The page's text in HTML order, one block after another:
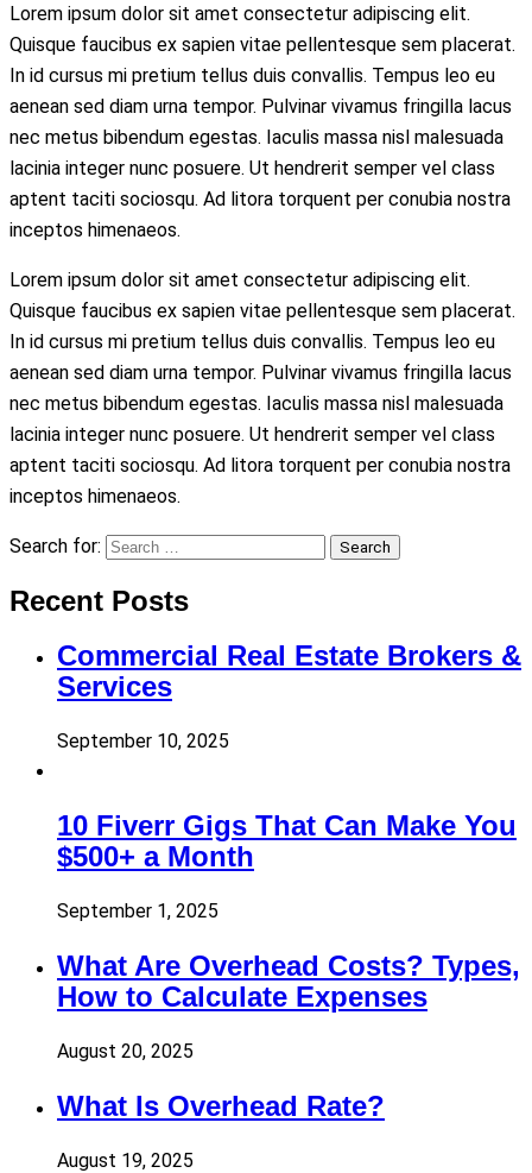
Lorem ipsum dolor sit amet consectetur adipiscing elit.
Quisque faucibus ex sapien vitae pellentesque sem placerat.
In id cursus mi pretium tellus duis convallis. Tempus leo eu
aenean sed diam urna tempor. Pulvinar vivamus fringilla lacus
nec metus bibendum egestas. Iaculis massa nisl malesuada
lacinia integer nunc posuere. Ut hendrerit semper vel class
aptent taciti sociosqu. Ad litora torquent per conubia nostra
inceptos himenaeos.
Lorem ipsum dolor sit amet consectetur adipiscing elit.
Quisque faucibus ex sapien vitae pellentesque sem placerat.
In id cursus mi pretium tellus duis convallis. Tempus leo eu
aenean sed diam urna tempor. Pulvinar vivamus fringilla lacus
nec metus bibendum egestas. Iaculis massa nisl malesuada
lacinia integer nunc posuere. Ut hendrerit semper vel class
aptent taciti sociosqu. Ad litora torquent per conubia nostra
inceptos himenaeos.
Search for: Search
Recent Posts
Commercial Real Estate Brokers &
Services
September 10, 2025
10 Fiverr Gigs That Can Make You
$500+ a Month
September 1, 2025
What Are Overhead Costs? Types,
How to Calculate Expenses
August 20, 2025
What Is Overhead Rate?
August 19, 2025